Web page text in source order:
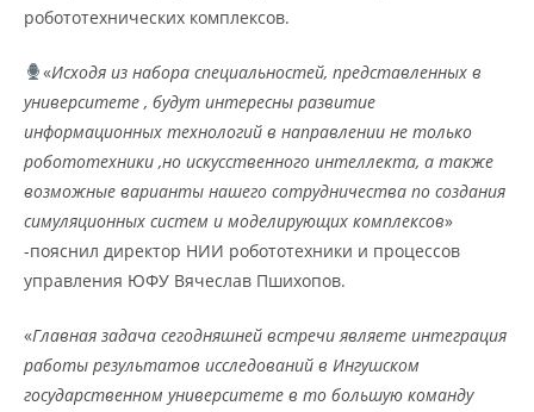
робототехнических комплексов.
«Исходя из набора специальностей, представленных в
университете , будут интересны развитие
информационных технологий в направлении не только
робототехники ,но искусственного интеллекта, а также
возможные варианты нашего сотрудничества по создания
симуляционных систем и моделирующих комплексов»
-пояснил директор НИИ робототехники и процессов
управления ЮФУ Вячеслав Пшихопов.
«Главная задача сегодняшней встречи являете интеграция
работы результатов исследований в Ингушском
государственном университете в то большую команду